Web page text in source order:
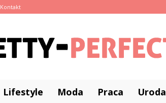
Kontakt
Lifestyle Moda Praca Uroda